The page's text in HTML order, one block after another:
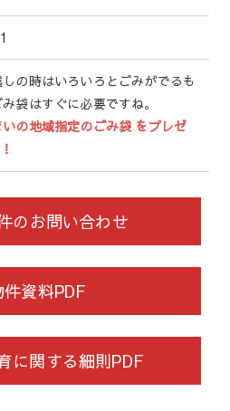
しの時はいろいろとごみがでるも
袋はすぐに必要ですね。
いの地域指定のごみ袋 をプレゼ
！
のお問い合わせ
資料PDF
に関する細則PDF